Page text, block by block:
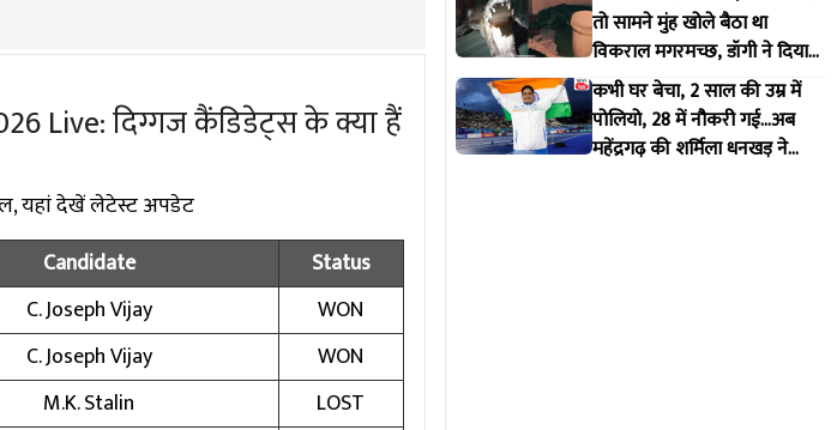
Live: दिग्गज कैंडिडेट्स के क्या हैं
यहां देखें लेटेस्ट अपडेट
Candidate
Status
C. Joseph Vijay
WON
C. Joseph Vijay
WON
M.K. Stalin
LOST
तो सामने मुंह खोले बैठा था
विकराल मगरमच्छ, डॉगी ने दिया
मकान मालिक को इशारा
कभी घर बेचा, 2 साल की उम्र में
पोलियो, 28 में नौकरी गई...अब
महेंद्रगढ़ की शर्मिला धनखड़ ने